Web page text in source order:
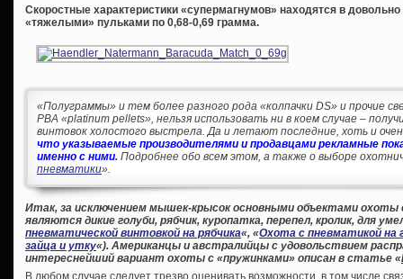
Скоростные характеристики «супермагнумов» находятся в
«тяжелыми» пульками по 0,68-0,69 грамма.
«Полуграммы» и тем более разного рода «колпачки DS» и прочие
PBA «platinum pellets», нельзя использовать ни в коем случае –
винтовок холостого выстрела. Да и летают последние, хоть и
что указываемые производителями и продавцами рекламные
именно с ними. Подробнее обо всем этом, а также о выборе
пневматики».
Итак, за исключением мышек-крысок основными объектами
являются дикие голуби, рябчик, куропатка, перепел, кролик, для
пневматической винтовкой на рябчика«, «Охота с пневматикой на
зайца и утку«). Американцы и австралийцы с удовольствием
интереснейший вариант охоты с «пружинками» описан в статье «